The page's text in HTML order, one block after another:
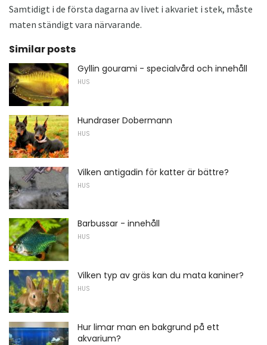
Samtidigt i de första dagarna av livet i akvariet i stek, måste
maten ständigt vara närvarande.
Similar posts
Gyllin gourami - specialvård och innehåll
HUS
Hundraser Dobermann
HUS
Vilken antigadin för katter är bättre?
HUS
Barbussar - innehåll
HUS
Vilken typ av gräs kan du mata kaniner?
HUS
Hur limar man en bakgrund på ett
akvarium?